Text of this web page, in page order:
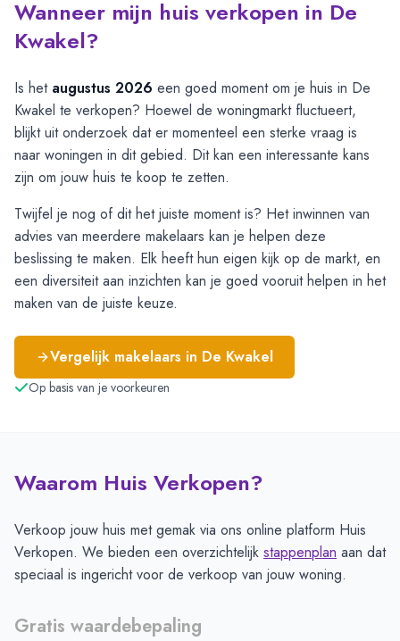
Wanneer mijn huis verkopen in De
Kwakel?
Is het augustus 2026 een goed moment om je huis in De
Kwakel te verkopen? Hoewel de woningmarkt fluctueert,
blijkt uit onderzoek dat er momenteel een sterke vraag is
naar woningen in dit gebied. Dit kan een interessante kans
zijn om jouw huis te koop te zetten.
Twijfel je nog of dit het juiste moment is? Het inwinnen van
advies van meerdere makelaars kan je helpen deze
beslissing te maken. Elk heeft hun eigen kijk op de markt, en
een diversiteit aan inzichten kan je goed vooruit helpen in het
maken van de juiste keuze.
Vergelijk makelaars in De Kwakel
Op basis van je voorkeuren
Waarom Huis Verkopen?
Verkoop jouw huis met gemak via ons online platform Huis
Verkopen. We bieden een overzichtelijk stappenplan aan dat
speciaal is ingericht voor de verkoop van jouw woning.
Gratis waardebepaling